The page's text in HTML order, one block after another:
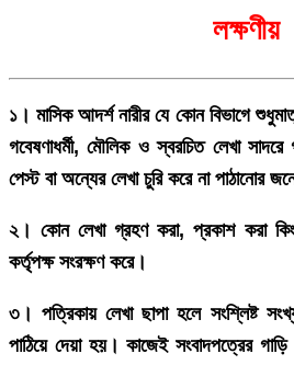
লক্ষণীয়
১। মাসিক আদর্শ নারীর যে কোন বিভাগে
গবেষণাধর্মী, মৌলিক ও স্বরচিত লেখা
পেস্ট বা অন্যের লেখা চুরি করে না পাঠানোর
২। কোন লেখা গ্রহণ করা, প্রকাশ করা
কর্তৃপক্ষ সংরক্ষণ করে।
৩। পত্রিকায় লেখা ছাপা হলে সংশ্লিষ্ট
পাঠিয়ে দেয়া হয়। কাজেই সংবাদপত্রের